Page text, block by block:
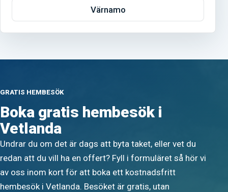
Värnamo
GRATIS HEMBESÖK
Boka gratis hembesök i
Vetlanda
Undrar du om det är dags att byta taket, eller vet du
redan att du vill ha en offert? Fyll i formuläret så hör vi
av oss inom kort för att boka ett kostnadsfritt
hembesök i Vetlanda. Besöket är gratis, utan